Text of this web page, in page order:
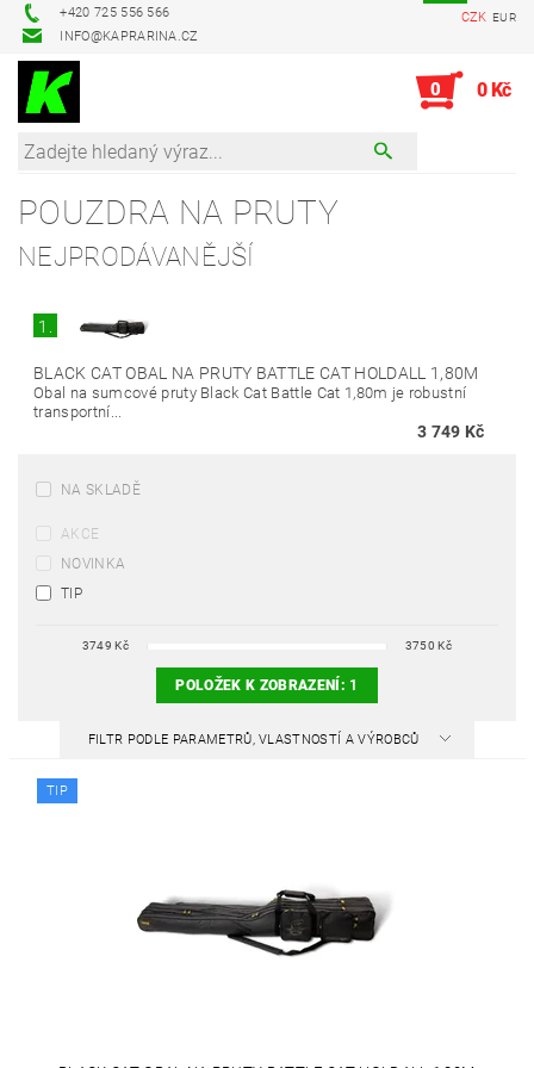
+420 725 556 566
INFO@KAPRARINA.CZ
CZK EUR
0 0 Kč
POUZDRA NA PRUTY
NEJPRODÁVANĚJŠÍ
1.
BLACK CAT OBAL NA PRUTY BATTLE CAT HOLDALL 1,80M
Obal na sumcové pruty Black Cat Battle Cat 1,80m je robustní
transportní...
3 749 Kč
NA SKLADĚ
AKCE
NOVINKA
TIP
3749 Kč 3750 Kč
POLOŽEK K ZOBRAZENÍ: 1
FILTR PODLE PARAMETRŮ, VLASTNOSTÍ A VÝROBCŮ
TIP